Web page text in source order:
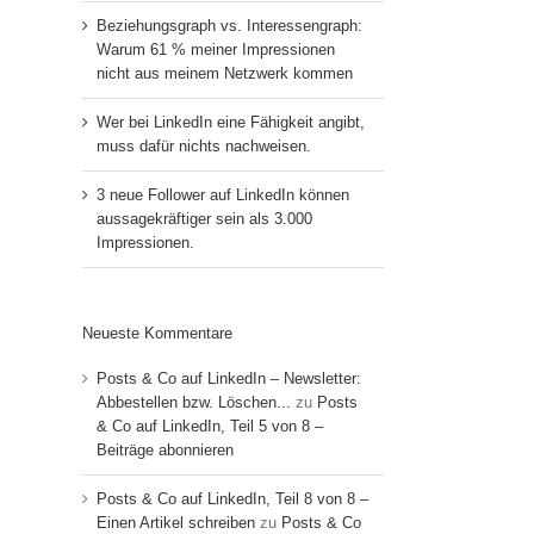
Beziehungsgraph vs. Interessengraph:
Warum 61 % meiner Impressionen
nicht aus meinem Netzwerk kommen
Wer bei LinkedIn eine Fähigkeit angibt,
muss dafür nichts nachweisen.
3 neue Follower auf LinkedIn können
aussagekräftiger sein als 3.000
Impressionen.
Neueste Kommentare
Posts & Co auf LinkedIn – Newsletter:
Abbestellen bzw. Löschen...
zu Posts
& Co auf LinkedIn, Teil 5 von 8 –
Beiträge abonnieren
Posts & Co auf LinkedIn, Teil 8 von 8 –
Einen Artikel schreibenzu Posts & Co